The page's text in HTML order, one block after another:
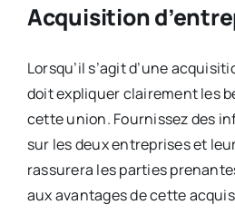
Acquisition
Lorsqu’il s’agit d’une
doit expliquer clairement les
cette union. Fournissez des
sur les deux entreprises et
rassurera les parties
aux avantages de cette